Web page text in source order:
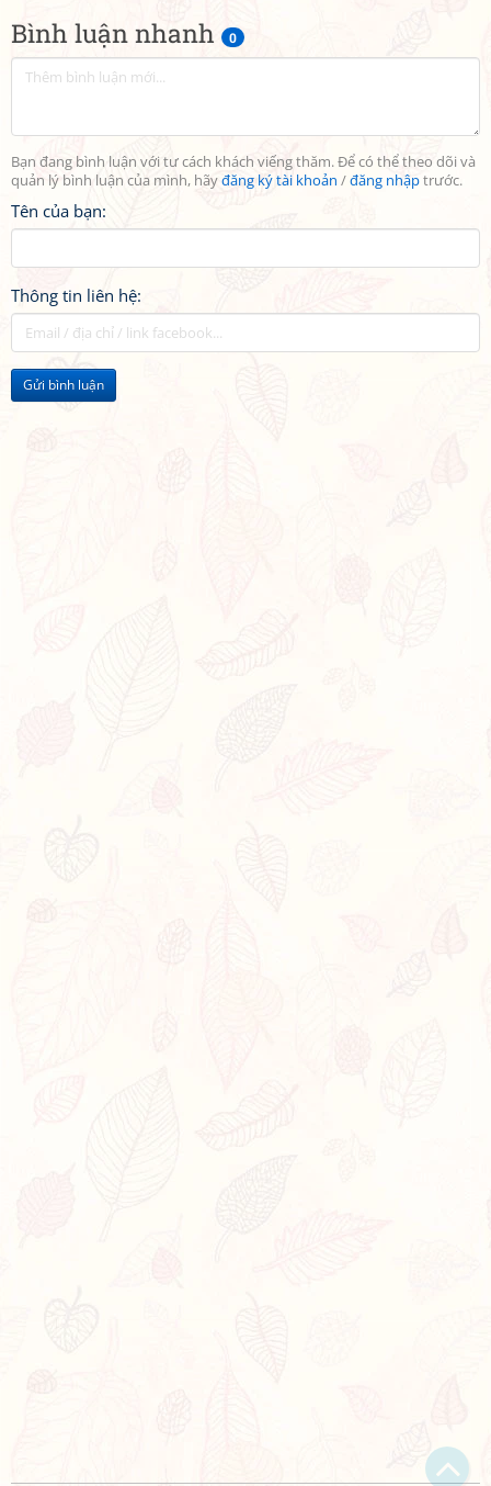
Bình luận nhanh 0
Bạn đang bình luận với tư cách khách viếng thăm. Để có thể theo dõi và
quản lý bình luận của mình, hãyđăng ký tài khoản /đăng nhậptrước.
Tên của bạn:
Thông tin liên hệ:
Gửi bình luận